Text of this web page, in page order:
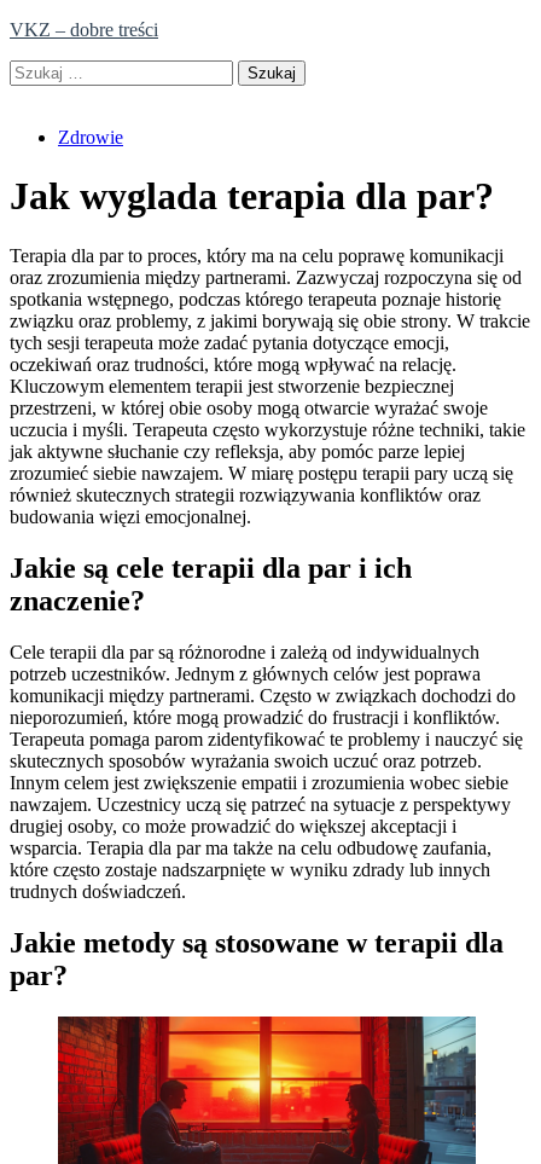
Skip
content
VKZ – dobre treści
Szukaj:
Zdrowie
Jak wyglada terapia dla par?
Terapia dla par to proces, który ma na celu poprawę komunikacji
oraz zrozumienia między partnerami. Zazwyczaj rozpoczyna się od
spotkania wstępnego, podczas którego terapeuta poznaje historię
związku oraz problemy, z jakimi borywają się obie strony. W trakcie
tych sesji terapeuta może zadać pytania dotyczące emocji,
oczekiwań oraz trudności, które mogą wpływać na relację.
Kluczowym elementem terapii jest stworzenie bezpiecznej
przestrzeni, w której obie osoby mogą otwarcie wyrażać swoje
uczucia i myśli. Terapeuta często wykorzystuje różne techniki, takie
jak aktywne słuchanie czy refleksja, aby pomóc parze lepiej
zrozumieć siebie nawzajem. W miarę postępu terapii pary uczą się
również skutecznych strategii rozwiązywania konfliktów oraz
budowania więzi emocjonalnej.
Jakie są cele terapii dla par i ich
znaczenie?
Cele terapii dla par są różnorodne i zależą od indywidualnych
potrzeb uczestników. Jednym z głównych celów jest poprawa
komunikacji między partnerami. Często w związkach dochodzi do
nieporozumień, które mogą prowadzić do frustracji i konfliktów.
Terapeuta pomaga parom zidentyfikować te problemy i nauczyć się
skutecznych sposobów wyrażania swoich uczuć oraz potrzeb.
Innym celem jest zwiększenie empatii i zrozumienia wobec siebie
nawzajem. Uczestnicy uczą się patrzeć na sytuacje z perspektywy
drugiej osoby, co może prowadzić do większej akceptacji i
wsparcia. Terapia dla par ma także na celu odbudowę zaufania,
które często zostaje nadszarpnięte w wyniku zdrady lub innych
trudnych doświadczeń.
Jakie metody są stosowane w terapii dla
par?